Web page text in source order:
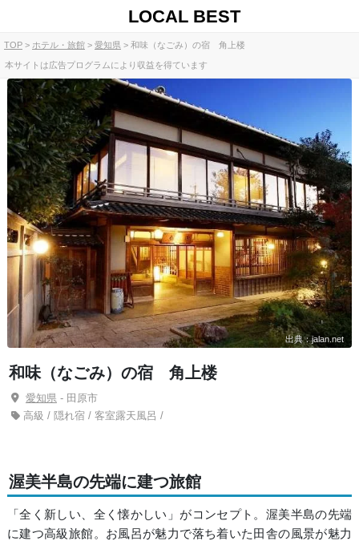
LOCAL BEST
TOP ホテル・旅館 愛知県 和味（なごみ）の宿 角上楼
本サイトは広告プログラムにより収益を得ています
出典：jalan.net
和味（なごみ）の宿 角上楼
愛知県- 田原市
高級 / 隠れ宿 / 客室露天風呂 /
渥美半島の先端に建つ旅館
「全く新しい、全く懐かしい」がコンセプト。渥美半島の先端
に建つ高級旅館。お風呂が魅力で落ち着いた田舎の風景が魅力